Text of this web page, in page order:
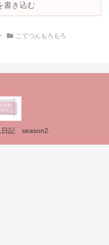
書き込む
こてつんもろもろ
日記 season2.